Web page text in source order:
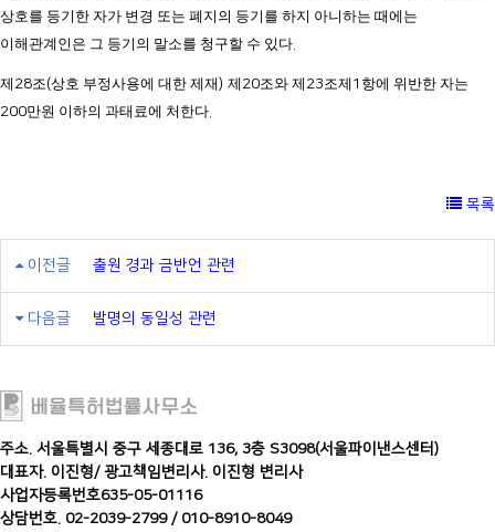
상호를 등기한 자가 변경 또는 폐지의 등기를 하지 아니하는 때에는
이해관계인은 그 등기의 말소를 청구할 수 있다.
제 28조(상호 부정사용에 대한 제재) 제 20조와 제 23조제 1 항에 위반한 자는
200만원 이하의 과태료에 처한다
목록
이전글 출원 경과 금반언 관련
다음글 발명의 동일성 관련
주소. 서울특별시 중구 세종대로 136, 3층 S3098(서울파이낸스센터)
대표자. 이진형/광고책임변리사. 이진형 변리사
사업자등록번호635-05-01116
상담번호. 02-2039-2799 / 010-8910-8049